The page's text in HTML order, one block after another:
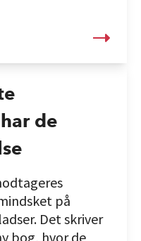
de
på
Det skriver
bog, hvor de